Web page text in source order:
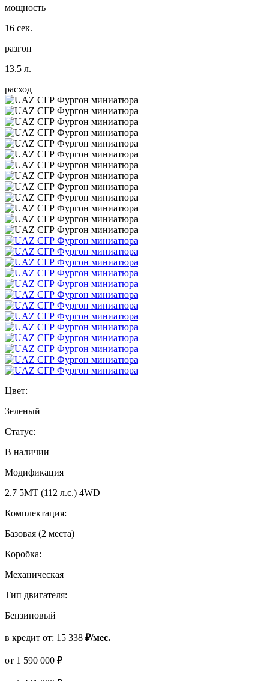
мощность
16 сек.
разгон
13.5 л.
расход
Цвет:
Зеленый
Статус:
В наличии
Модификация
2.7 5MT (112 л.с.) 4WD
Комплектация:
Базовая (2 места)
Коробка:
Механическая
Тип двигателя:
Бензиновый
в кредит от: 15 338 ₽/мес.
от 1 590 000 ₽